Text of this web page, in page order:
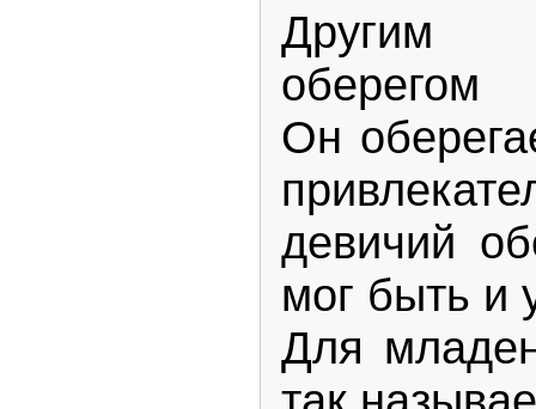
Другим
оберегом
Он
девичий
мог быть и
Для